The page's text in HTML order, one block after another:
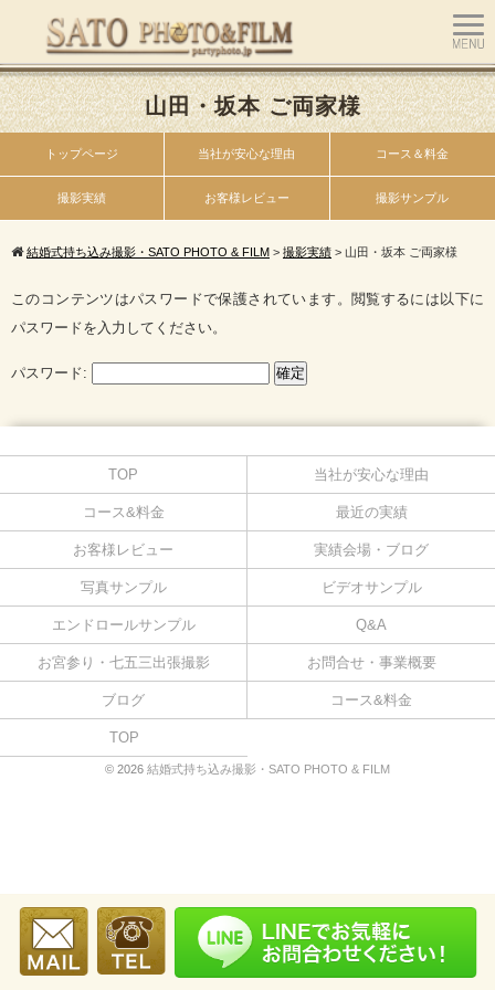
山田・坂本 ご両家様
トップページ 当社が安心な理由 コース＆料金
撮影実績 お客様レビュー 撮影サンプル
結婚式持ち込み撮影・SATO PHOTO & FILM > 撮影実績 > 山田・坂本 ご両家様
このコンテンツはパスワードで保護されています。閲覧するには以下に
パスワードを入力してください。
パスワード:
TOP 当社が安心な理由
コース&料金 最近の実績
お客様レビュー 実績会場・ブログ
写真サンプル ビデオサンプル
エンドロールサンプル Q&A
お宮参り・七五三出張撮影 お問合せ・事業概要
ブログ コース&料金
TOP
© 2026 結婚式持ち込み撮影・SATO PHOTO & FILM